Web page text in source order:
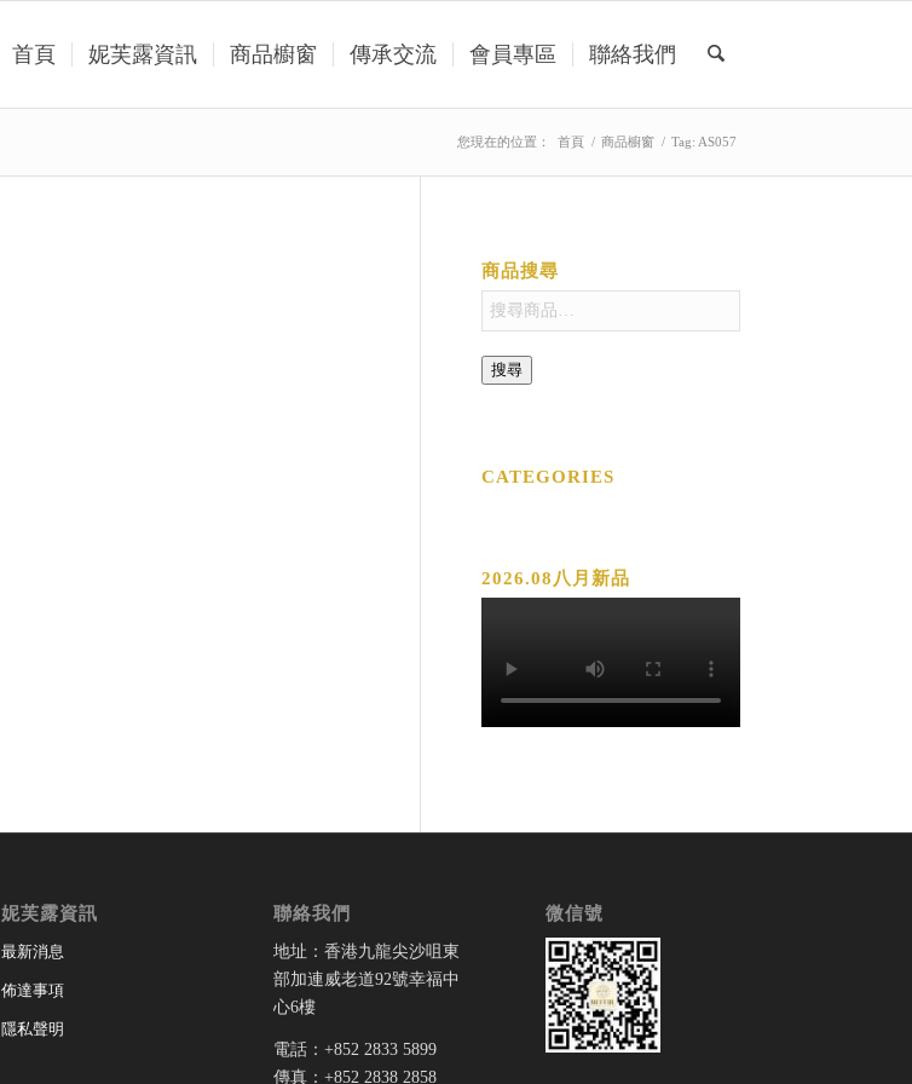
首頁 妮芙露資訊 商品櫥窗 傳承交流 會員專區 聯絡我們
您現在的位置： 首頁 / 商品櫥窗 / Tag: AS057
商品搜尋
搜尋
CATEGORIES
2026.08八月新品
妮芙露資訊
最新消息
佈達事項
隱私聲明
聯絡我們
地址：香港九龍尖沙咀東
部加連威老道92號幸福中
心6樓
電話：+852 2833 5899
傳真：+852 2838 2858
微信號